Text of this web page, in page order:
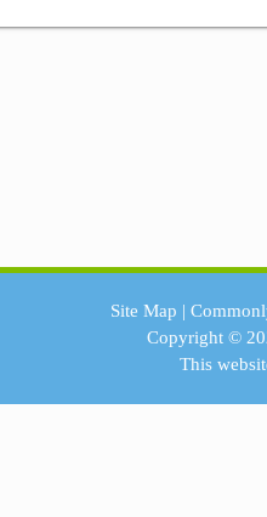
Site Map |
Copyright ©
This